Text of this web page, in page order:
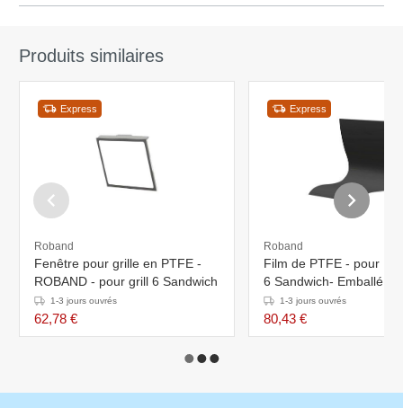
Produits similaires
Express
Roband
Fenêtre pour grille en PTFE -
ROBAND - pour grill 6 Sandwich
1-3 jours ouvrés
62,78 €
Express
Roband
Film de PTFE - pour
6 Sandwich- Emballé
1-3 jours ouvrés
80,43 €